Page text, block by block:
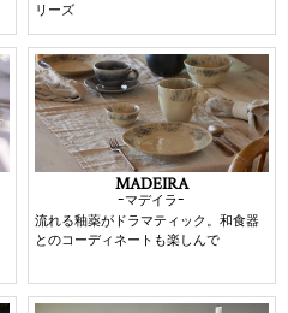
リーズ
MADEIRA
ｰマデイラｰ
流れる釉薬がドラマティック。和食器
とのコーディネートも楽しんで